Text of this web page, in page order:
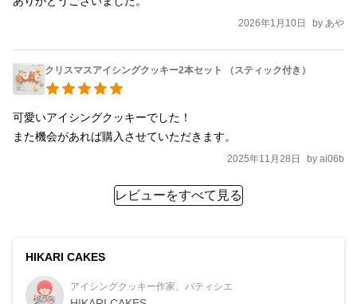
2026年1月10日 by あや
クリスマスアイシングクッキー2本セット （スティック付き）
可愛いアイシングクッキーでした！
また機会があれば購入させていただきます。
2025年11月28日 by ai06b
レビューをすべて見る
HIKARI CAKES
アイシングクッキー作家、パティシエ